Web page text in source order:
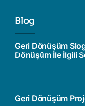
Blog
Geri Dönüşüm
Dönüşüm İle İlgili
Geri Dönüşüm